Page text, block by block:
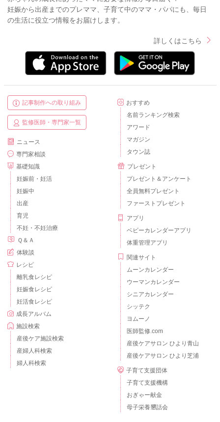
妊娠から出産までのプレママ、子育て中のママ・パパにも、毎日
の生活に役立つ情報をお届けします。
詳しくはこちら
記事制作への取り組み
監修医師・専門家一覧
ニュース
専門家相談
基礎知識
妊娠前・妊活
妊娠中
出産
育児
不妊・不妊治療
Ｑ＆Ａ
体験談
レシピ
離乳食レシピ
妊娠食レシピ
妊活食レシピ
成長アルバム
施設検索
産後ケア施設検索
産婦人科検索
婦人科検索
おすすめ
名前ランキング検索
アワード
マガジン
タウン誌
プレゼント
プレゼント＆アンケート
全員無料プレゼント
ファーストプレゼント
アプリ
ベビーカレンダーアプリ
体重管理アプリ
関連サイト
ムーンカレンダー
ウーマンカレンダー
シニアカレンダー
シッテク
ヨムーノ
医師監修.com
産後ケアサロン ひより青山
産後ケアサロン ひより芝浦
子育て支援団体
子育て支援機構
おぎゃー献金
母子栄養懇話会